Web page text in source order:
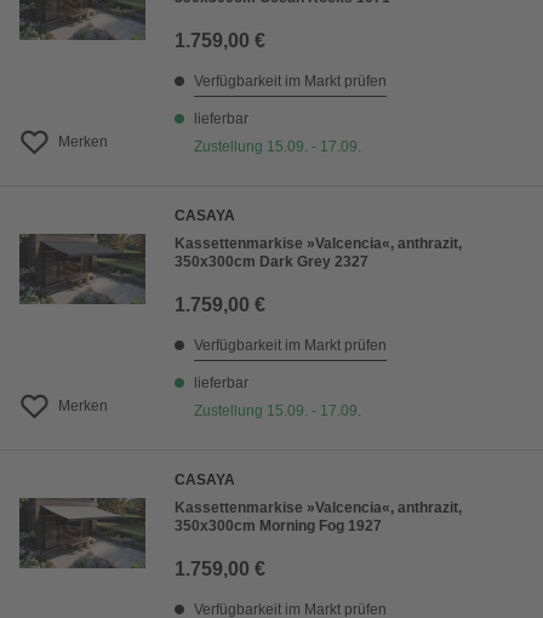
Merken
1.759,00 €
Verfügbarkeit im Markt prüfen
lieferbar
Zustellung 15.09. - 17.09.
Merken
CASAYA
Kassettenmarkise »Valcencia«, anthrazit,
350x300cm Dark Grey 2327
1.759,00 €
Verfügbarkeit im Markt prüfen
lieferbar
Zustellung 15.09. - 17.09.
CASAYA
Kassettenmarkise »Valcencia«, anthrazit,
350x300cm Morning Fog 1927
1.759,00 €
Verfügbarkeit im Markt prüfen